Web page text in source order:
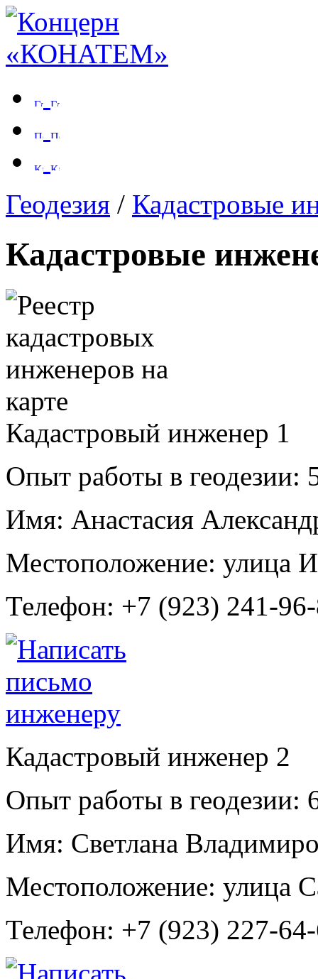
Геодезия / Кадастровые
Кадастровые
Кадастровый инженер 1
Опыт работы в геодезии:
Имя: Анастасия
Местоположение: улица
Телефон: +7 (923) 241-
Кадастровый инженер 2
Опыт работы в геодезии:
Имя: Светлана
Местоположение: улица
Телефон: +7 (923) 227-